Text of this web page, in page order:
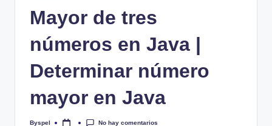
Mayor de tres
números en Java |
Determinar número
mayor en Java
Byspel No hay comentarios